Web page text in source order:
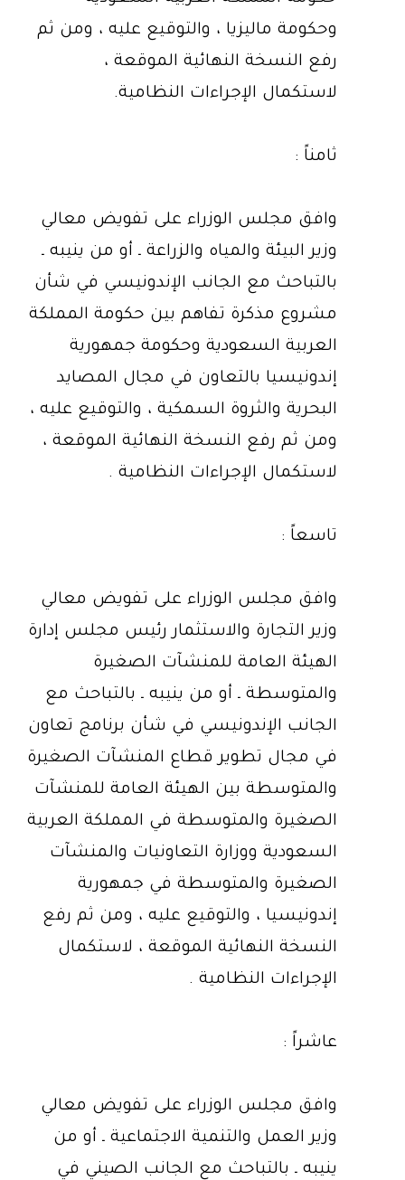
وحكومة ماليزيا ، والتوقيع عليه ، ومن ثم
رفع النسخة النهائية الموقعة ،
لاستكمال الإجراءات النظامية.
ثامناً :
وافق مجلس الوزراء على تفويض معالي
وزير البيئة والمياه والزراعة ـ أو من ينيبه ـ
بالتباحث مع الجانب الإندونيسي في شأن
مشروع مذكرة تفاهم بين حكومة المملكة
العربية السعودية وحكومة جمهورية
إندونيسيا بالتعاون في مجال المصايد
البحرية والثروة السمكية ، والتوقيع عليه ،
ومن ثم رفع النسخة النهائية الموقعة ،
لاستكمال الإجراءات النظامية .
تاسعاً :
وافق مجلس الوزراء على تفويض معالي
وزير التجارة والاستثمار رئيس مجلس إدارة
الهيئة العامة للمنشآت الصغيرة
والمتوسطة ـ أو من ينيبه ـ بالتباحث مع
الجانب الإندونيسي في شأن برنامج تعاون
في مجال تطوير قطاع المنشآت الصغيرة
والمتوسطة بين الهيئة العامة للمنشآت
الصغيرة والمتوسطة في المملكة العربية
السعودية ووزارة التعاونيات والمنشآت
الصغيرة والمتوسطة في جمهورية
إندونيسيا ، والتوقيع عليه ، ومن ثم رفع
النسخة النهائية الموقعة ، لاستكمال
الإجراءات النظامية .
عاشراً :
وافق مجلس الوزراء على تفويض معالي
وزير العمل والتنمية الاجتماعية ـ أو من
ينيبه ـ بالتباحث مع الجانب الصيني في